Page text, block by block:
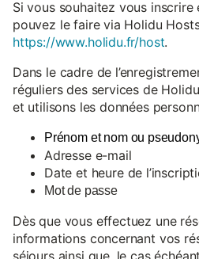
Si vous souhaitez vous inscrire
pouvez le faire via Holidu
https://www.holidu.fr/host.
Dans le cadre de
réguliers des services de
et utilisons les données
Prénom et nom ou
Adresse e-mail
Date et heure de
Mot de passe
Dès que vous effectuez une
informations concernant vos
séjours ainsi que, le cas